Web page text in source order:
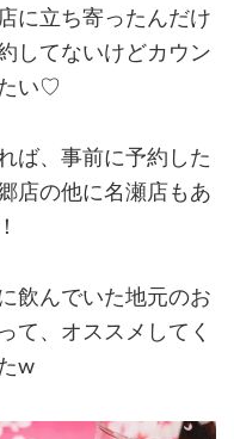
に立ち寄ったんだけ
してないけどカウン
い♡
ば、事前に予約した
店の他に名瀬店もあ
飲んでいた地元のお
て、オススメしてく
w